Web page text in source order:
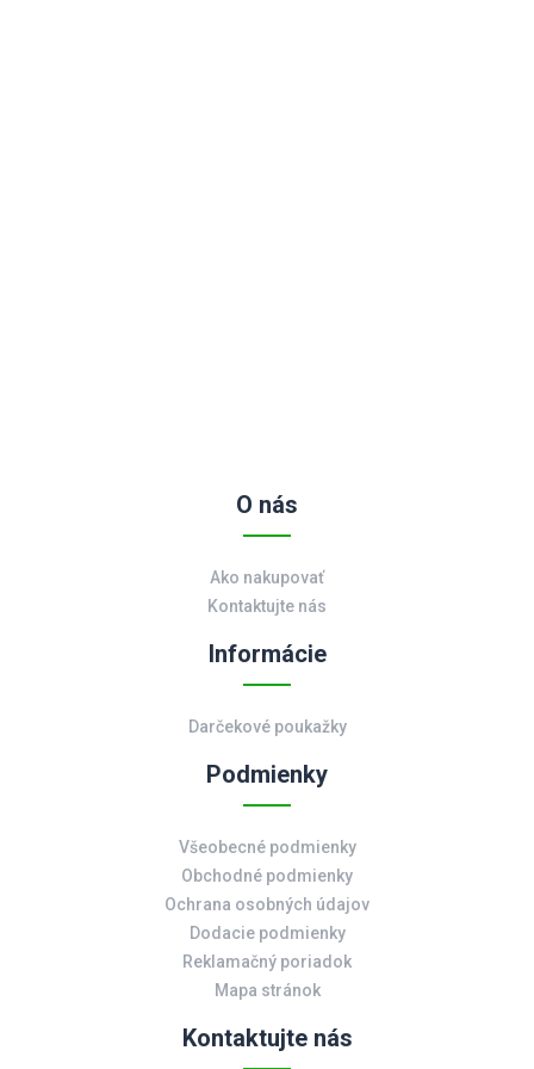
O nás
Ako nakupovať
Kontaktujte nás
Informácie
Darčekové poukažky
Podmienky
Všeobecné podmienky
Obchodné podmienky
Ochrana osobných údajov
Dodacie podmienky
Reklamačný poriadok
Mapa stránok
Kontaktujte nás